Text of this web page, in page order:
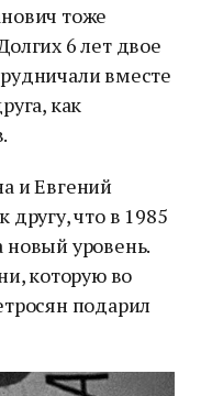
тоже
6 лет двое
вместе
как
и Евгений
другу, что в 1985
новый уровень.
которую во
подарил